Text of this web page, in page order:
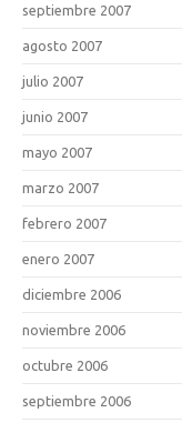
septiembre 2007
agosto 2007
julio 2007
junio 2007
mayo 2007
marzo 2007
febrero 2007
enero 2007
diciembre 2006
noviembre 2006
octubre 2006
septiembre 2006